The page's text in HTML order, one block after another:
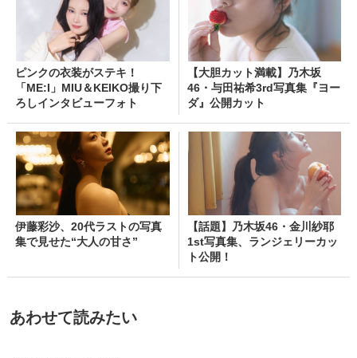
ピンクの衣装がステキ！
「ME:I」MIU＆KEIKO撮り下
ろしインタビューフォト
【大胆カット満載】乃木坂
46・与田祐希3rd写真集『ヨー
ダ』公開カット
伊藤彩沙、20代ラストの写真
集で見せた“大人の甘さ”
【話題】乃木坂46・金川紗耶
1st写真集、ランジェリーカッ
ト公開！
あわせて読みたい